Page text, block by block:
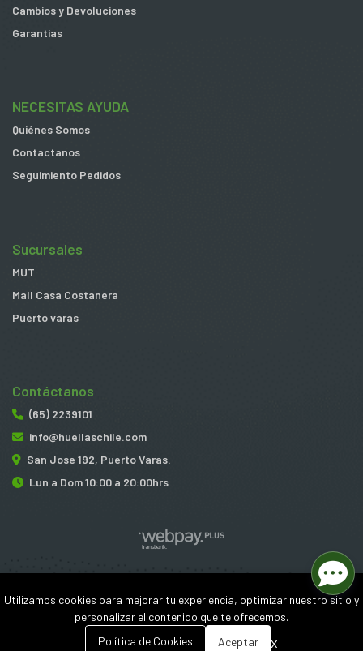
Cambios y Devoluciones
Garantias
NECESITAS AYUDA
Quiénes Somos
Contactanos
Seguimiento Pedidos
Sucursales
MUT
Mall Casa Costanera
Puerto varas
Contáctanos
(65) 2239101
info@huellaschile.com
San Jose 192, Puerto Varas.
Lun a Dom 10:00 a 20:00hrs
¿Te gusta mi tienda? Yo vendo conBsale
Utilizamos cookies para mejorar tu experiencia, optimizar nuestro sitio y
personalizar el contenido que te ofrecemos.
Política de Cookies
Aceptar x